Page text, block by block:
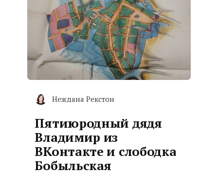
Неждана Рекстон
Пятиюродный дядя
Владимир из
ВКонтакте и слободка
Бобыльская